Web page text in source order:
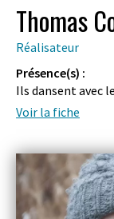
Thomas
Réalisateur
Présence(s) :
Ils dansent avec
Voir la fiche